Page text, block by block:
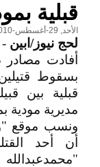
قبلية
الأحد, 29-أغسطس-2010
لحج نيوز/ابين -
أفادت
بسقوط
قبلية بين
مديرية مودية
ونسب موقع
أن أحد